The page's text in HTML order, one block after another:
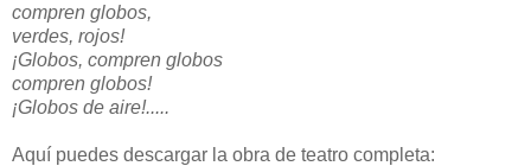
compren globos,
verdes, rojos!
¡Globos, compren globos
compren globos!
¡Globos de aire!.....
Aquí puedes descargar la obra de teatro completa: